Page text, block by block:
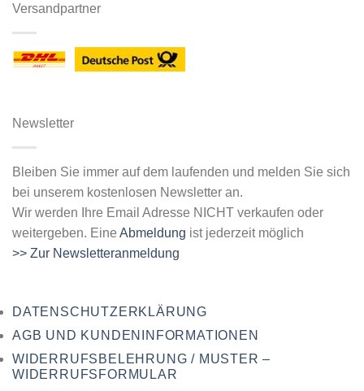
Versandpartner
Newsletter
Bleiben Sie immer auf dem laufenden und melden Sie sich
bei unserem kostenlosen Newsletter an.
Wir werden Ihre Email Adresse NICHT verkaufen oder
weitergeben. Eine Abmeldung ist jederzeit möglich
>> Zur Newsletteranmeldung
DATENSCHUTZERKLÄRUNG
AGB UND KUNDENINFORMATIONEN
WIDERRUFSBELEHRUNG / MUSTER –
WIDERRUFSFORMULAR